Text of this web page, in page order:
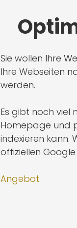
Sie wollen Ihre
Ihre Webseiten
werden.
Es gibt noch viel
Homepage und
indexieren kann.
offiziellen Google
Angebot